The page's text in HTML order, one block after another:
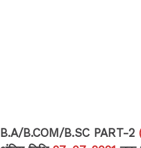
B.A/B.COM/B.SC PART-2